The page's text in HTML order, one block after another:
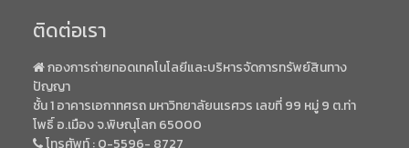
ติดต่อเรา
กองการถ่ายทอดเทคโนโลยีและบริหารจัดการทรัพย์สินทาง
ปัญญา
ชั้น 1 อาคารเอกาทศรถ มหาวิทยาลัยนเรศวร เลขที่ 99 หมู่ 9 ต.ท่า
โพธิ์ อ.เมือง จ.พิษณุโลก 65000